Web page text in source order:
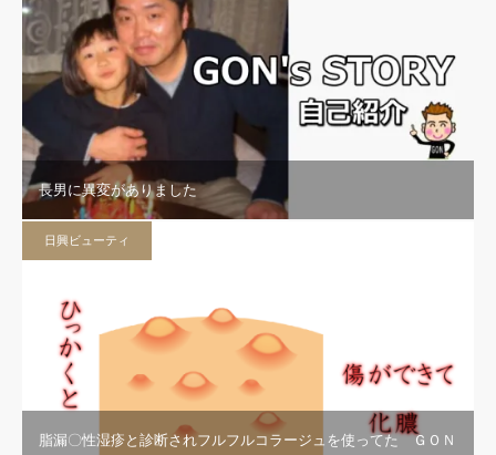
長男に異変がありました
日興ビューティ
脂漏〇性湿疹と診断されフルフルコラージュを使ってた ＧＯＮ